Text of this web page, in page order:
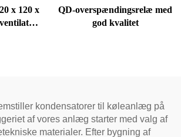
x 120 x
QD-overspændingsrelæ med
god kvalitet
kondensatorer til køleanlæg på
af vores anlæg starter med valg af
materialer. Efter bygning af